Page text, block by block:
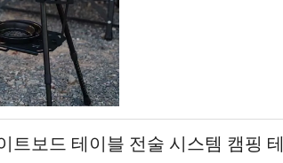
트보드 테이블 전술 시스템 캠핑 테